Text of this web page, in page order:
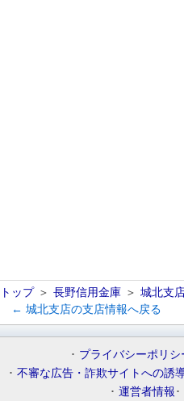
トップ 長野信用金庫 城北支
← 城北支店の支店情報へ戻る
プライバシーポリシ
不審な広告・詐欺サイトへの誘
運営者情報